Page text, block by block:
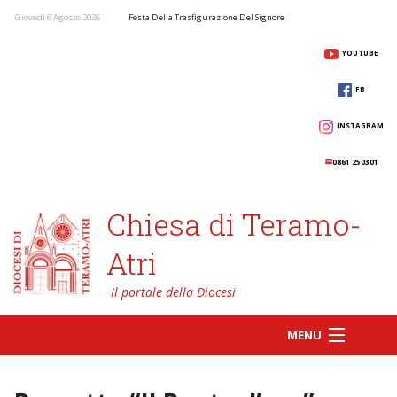
Giovedì 6 Agosto 2026 Festa Della Trasfigurazione Del Signore
YOUTUBE
FB
INSTAGRAM
0861 250301
Chiesa di Teramo-
Atri
MENU